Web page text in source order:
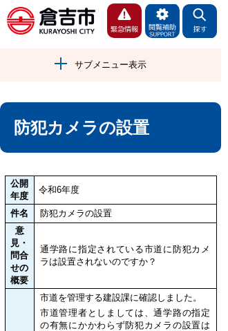
サブメニュー表示
防犯カメラの設置
公開
年度
令和6年度
件名
防犯カメラの設置
意
見・
問合
せの
概要
通学路に指定されている市道に防犯カメ
ラは設置されないのですか？
市道を管理する建設課に確認しました。
市道管理者としましては、通学路の指定
の有無にかかわらず防犯カメラの設置は